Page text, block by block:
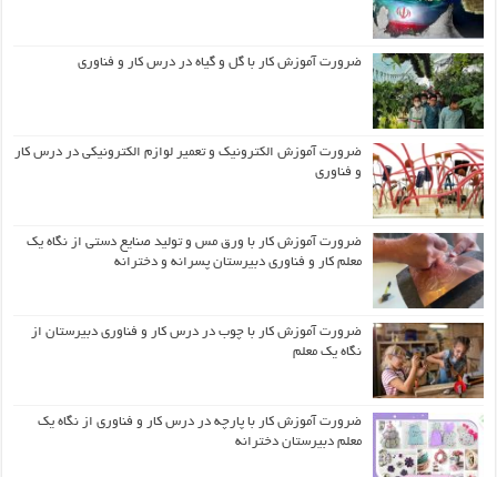
ضرورت آموزش کار با گل و گیاه در درس کار و فناوری
ضرورت آموزش الکترونیک و تعمیر لوازم الکترونیکی در درس کار
و فناوری
ضرورت آموزش کار با ورق مس و تولید صنایع دستی از نگاه یک
معلم کار و فناوری دبیرستان پسرانه و دخترانه
ضرورت آموزش کار با چوب در درس کار و فناوری دبیرستان از
نگاه یک معلم
ضرورت آموزش کار با پارچه در درس کار و فناوری از نگاه یک
معلم دبیرستان دخترانه